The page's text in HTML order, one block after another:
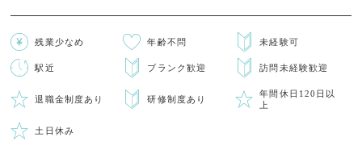
残業少なめ 年齢不問 未経験可
駅近 ブランク歓迎 訪問未経験歓迎
退職金制度あり 研修制度あり
年間休日120日以
上
土日休み